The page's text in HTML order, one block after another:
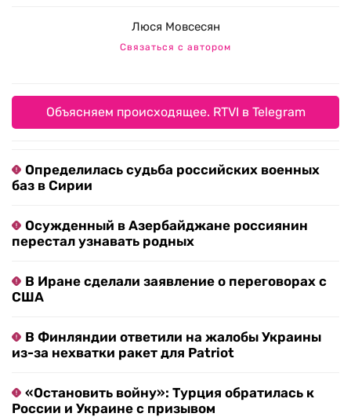
Люся Мовсесян
Связаться с автором
Объясняем происходящее. RTVI в Telegram
Определилась судьба российских военных
баз в Сирии
Осужденный в Азербайджане россиянин
перестал узнавать родных
В Иране сделали заявление о переговорах с
США
В Финляндии ответили на жалобы Украины
из-за нехватки ракет для Patriot
«Остановить войну»: Турция обратилась к
России и Украине с призывом